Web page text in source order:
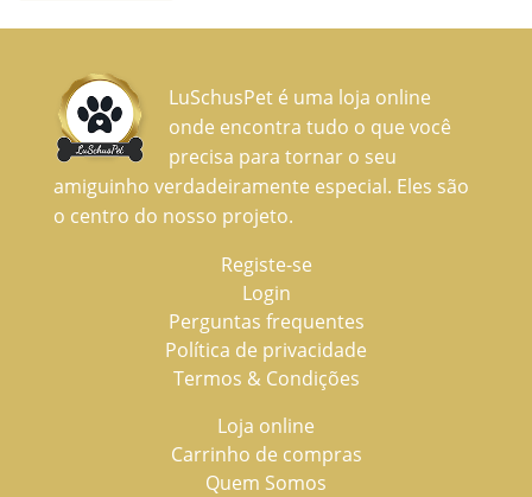
LuSchusPet é uma loja online
onde encontra tudo o que você
precisa para tornar o seu
amiguinho verdadeiramente especial. Eles são
o centro do nosso projeto.
Registe-se
Login
Perguntas frequentes
Política de privacidade
Termos & Condições
Loja online
Carrinho de compras
Quem Somos